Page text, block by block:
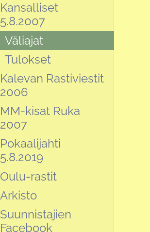
Kansalliset
5.8.2007
Väliajat
Tulokset
Kalevan Rastiviestit
2006
MM-kisat Ruka
2007
Pokaalijahti
5.8.2019
Oulu-rastit
Arkisto
Suunnistajien
Facebook